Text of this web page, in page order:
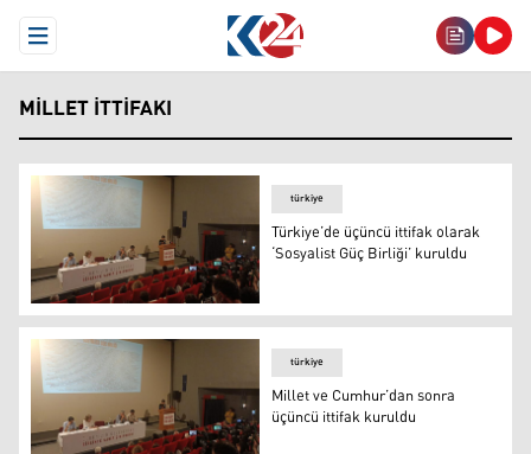
Open Menu
MILLET İTTIFAKI
Türkiye’de üçüncü ittifak olarak ‘Sosyalist Güç Birliği’
türkiye
Türkiye’de üçüncü ittifak olarak
‘Sosyalist Güç Birliği’ kuruldu
türkiye
Millet ve Cumhur’dan sonra
üçüncü ittifak kuruldu